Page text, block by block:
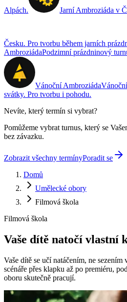
Alpách. Jarní Ambroziáda v
Česku. Pro tvorbu během jarních
AmbroziádaPodzimní prázdninový
Vánoční Ambroziáda
svátky. Pro tvorbu i pohodu.
Nevíte, který termín si vybrat?
Pomůžeme vybrat turnus, který se
bez závazku.
Zobrazit všechny termínyPoradit se
Domů
Umělecké obory
Filmová škola
Filmová škola
Vaše dítě natočí vlastní
Vaše dítě se učí natáčením, ne
scénáře přes klapku až po premiéru,
oboru skutečně pracují.